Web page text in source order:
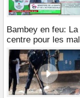
Bambey en feu:
centre pour les